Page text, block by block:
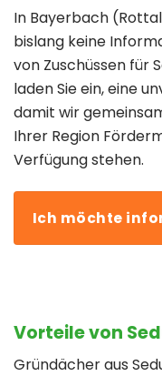
In Bayerbach
bislang keine
von Zuschüssen für
laden Sie ein, eine
damit wir
Ihrer Region
Verfügung stehen.
Ich möchte
Vorteile von
Gründächer aus